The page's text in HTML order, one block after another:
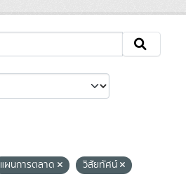
แผนการตลาด
วิสัยทัศน์